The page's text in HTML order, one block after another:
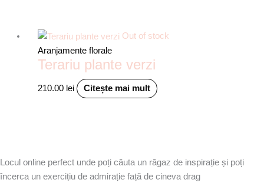
Out of stock
Aranjamente florale
Terariu plante verzi
210.00 lei Citește mai mult
Locul online perfect unde poți căuta un răgaz de inspirație și poți
încerca un exercițiu de admirație față de cineva drag